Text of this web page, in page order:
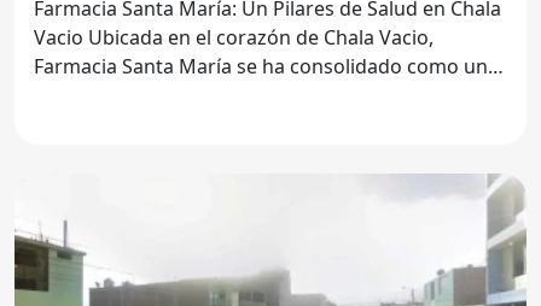
Farmacia Santa María: Un Pilares de Salud en Chala
Vacio Ubicada en el corazón de Chala Vacio,
Farmacia Santa María se ha consolidado como una